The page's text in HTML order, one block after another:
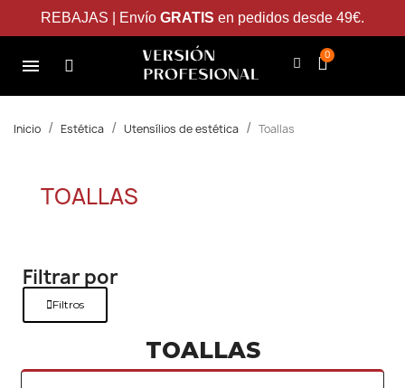
REBAJAS | Envío GRATIS en pedidos desde 49€.
Inicio Estética Utensílios de estética Toallas
TOALLAS
Filtrar por
Filtros
TOALLAS